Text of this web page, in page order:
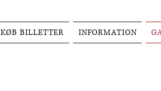
KØB BILLETTER INFORMATION